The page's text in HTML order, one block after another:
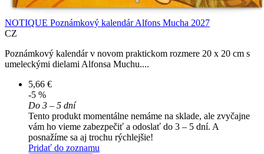
NOTIQUE Poznámkový kalendár Alfons Mucha 2027
CZ
Poznámkový kalendár v novom praktickom rozmere 20 x 20 cm s
umeleckými dielami Alfonsa Muchu....
5,66 €
-5 %
Do 3 – 5 dní
Tento produkt momentálne nemáme na sklade, ale zvyčajne
vám ho vieme zabezpečiť a odoslať do 3 – 5 dní. A
posnažíme sa aj trochu rýchlejšie!
Pridať do zoznamu